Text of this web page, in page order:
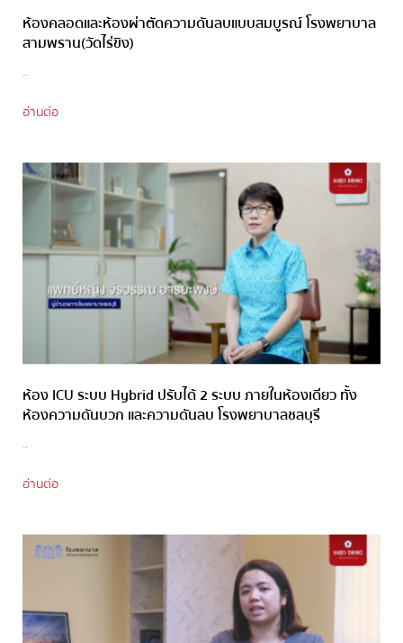
ห้องคลอดและห้องผ่าตัดความดันลบแบบสมบูรณ์ โรงพยาบาล
สามพราน(วัดไร่ขิง)
..
อ่านต่อ
ห้อง ICU ระบบ Hybrid ปรับได้ 2 ระบบ ภายในห้องเดียว ทั้ง
ห้องความดันบวก และความดันลบ โรงพยาบาลชลบุรี
..
อ่านต่อ